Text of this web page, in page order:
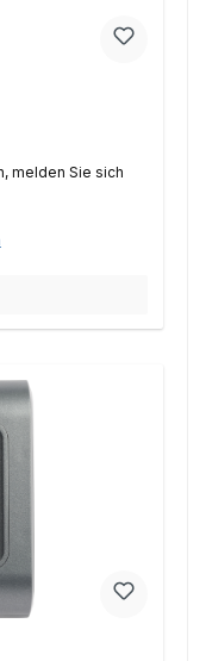
melden Sie sich